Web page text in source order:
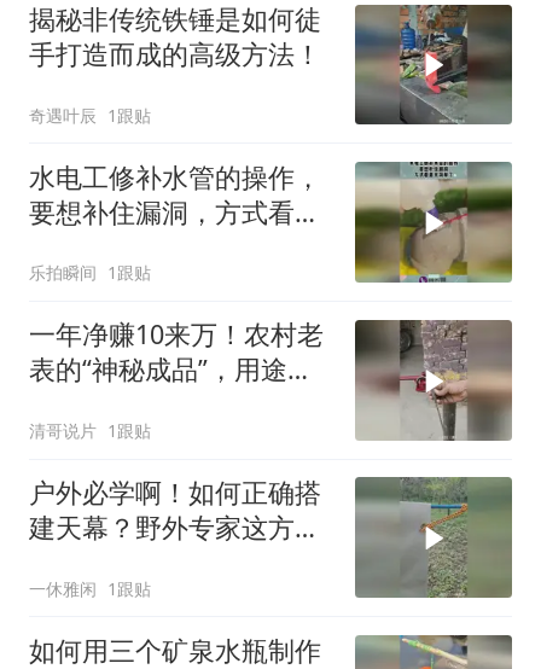
揭秘非传统铁锤是如何徒
手打造而成的高级方法！
奇遇叶辰 1跟贴
水电工修补水管的操作，
要想补住漏洞，方式看着
乐拍瞬间 1跟贴
一年净赚10来万！农村老
表的“神秘成品”，用途竟
清哥说片 1跟贴
户外必学啊！如何正确搭
建天幕？野外专家这方法
一休雅闲 1跟贴
如何用三个矿泉水瓶制作